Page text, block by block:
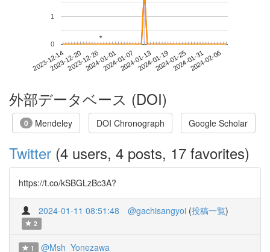
2023-12-142023-12-202023-12-262024-01-012024-01-072024-01-132024-01-192024-01-252024-01-312024-02-06
0
1
**
外部データベース (DOI)
0 Mendeley DOI Chronograph Google Scholar
Twitter (4 users, 4 posts, 17 favorites)
https://t.co/kSBGLzBc3A?
2024-01-11 08:51:48 @gachisangyoi (投稿一覧)
2
1 @Msh_Yonezawa